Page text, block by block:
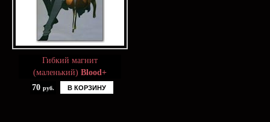
Гибкий магнит
(маленький) Blood+
70 руб. В КОРЗИНУ